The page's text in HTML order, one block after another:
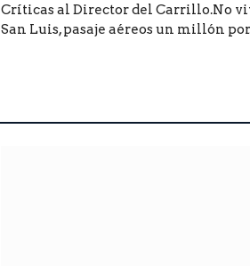
Críticas al Director del Carrillo.No
San Luis, pasaje aéreos un millón